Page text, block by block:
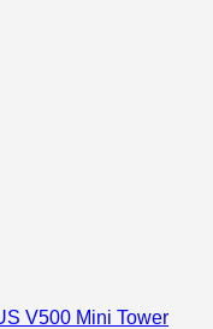
V500 Mini Tower